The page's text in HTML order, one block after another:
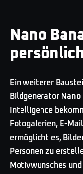
Nano
Ein weiterer
Bildgenerator Nano
Intelligence
Fotogalerien, E-
ermöglicht es,
Personen zu
Motivwunsches